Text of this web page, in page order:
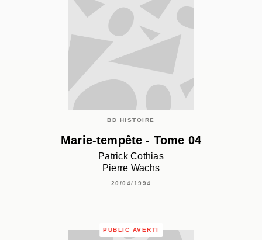
BD HISTOIRE
Marie-tempête - Tome 04
Patrick Cothias
Pierre Wachs
20/04/1994
PUBLIC AVERTI